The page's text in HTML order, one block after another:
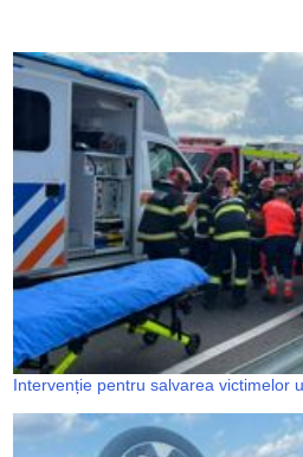
Intervenție pentru salvarea victimelor